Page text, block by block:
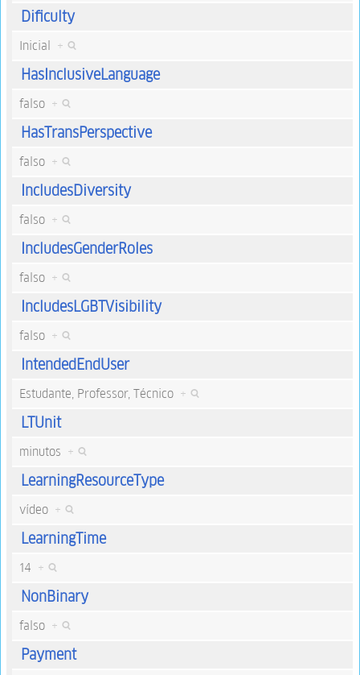
Dificulty
Inicial +
HasInclusiveLanguage
falso +
HasTransPerspective
falso +
IncludesDiversity
falso +
IncludesGenderRoles
falso +
IncludesLGBTVisibility
falso +
IntendedEndUser
Estudante, Professor, Técnico +
LTUnit
minutos +
LearningResourceType
vídeo +
LearningTime
14 +
NonBinary
falso +
Payment